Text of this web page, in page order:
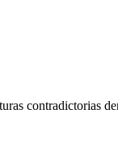
contradictorias